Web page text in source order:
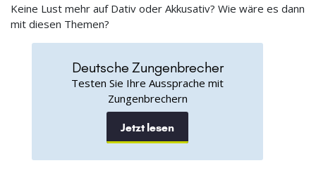
Keine Lust mehr auf Dativ oder Akkusativ? Wie wäre es dann
mit diesen Themen?
Deutsche Zungenbrecher
Testen Sie Ihre Aussprache mit
Zungenbrechern
Jetzt lesen